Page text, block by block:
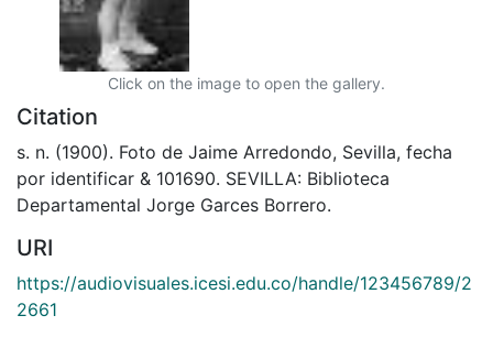
Click on the image to open the gallery.
Citation
s. n. (1900). Foto de Jaime Arredondo, Sevilla, fecha
por identificar & 101690. SEVILLA: Biblioteca
Departamental Jorge Garces Borrero.
URI
https://audiovisuales.icesi.edu.co/handle/123456789/2
2661